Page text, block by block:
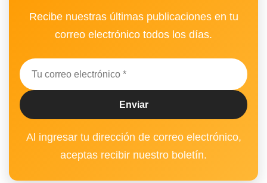
Recibe nuestras últimas publicaciones en tu
correo electrónico todos los días.
Al ingresar tu dirección de correo electrónico,
aceptas recibir nuestro boletín.